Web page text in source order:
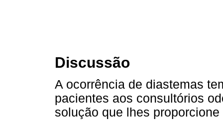
Discussão
A ocorrência de diastemas
pacientes aos consultórios
solução que lhes